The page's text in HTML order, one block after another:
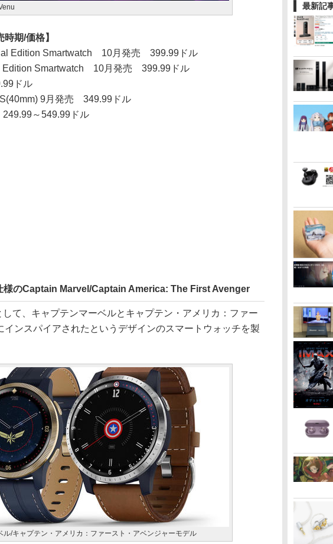
最新記
時期/価格】
Edition Smartwatch 10月発売 399.99ドル
Edition Smartwatch 10月発売 399.99ドル
ドル
9月発売 349.99ドル
～549.99ドル
様のCaptain Marvel/Captain America: The First Avenger
して、キャプテンマーベルとキャプテン・アメリカ：ファー
インスパイアされたというデザインのスマートウォッチを製
ル/キャプテン・アメリカ：ファースト・アベンジャーモデル